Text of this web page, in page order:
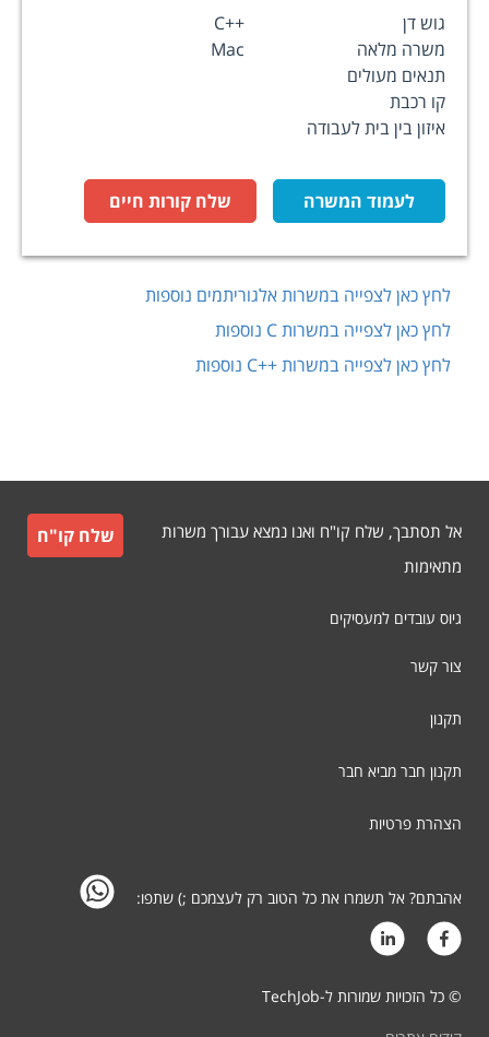
גוש דן
משרה מלאה
תנאים מעולים
קו רכבת
איזון בין בית לעבודה
C++
Mac
לעמוד המשרה שלח קורות חיים
לחץ כאן לצפייה במשרותאלגוריתמים נוספות
לחץ כאן לצפייה במשרותC נוספות
לחץ כאן לצפייה במשרותC++ נוספות
אל תסתבך, שלח קו"ח ואנו נמצא עבורך משרות
מתאימות
שלח קו"ח
גיוס עובדים למעסיקים
צור קשר
תקנון
תקנון חבר מביא חבר
הצהרת פרטיות
אהבתם? אל תשמרו את כל הטוב רק לעצמכם ;) שתפו:
© כל הזכויות שמורות ל-TechJob